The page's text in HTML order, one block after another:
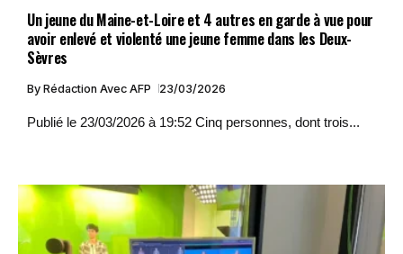
Un jeune du Maine-et-Loire et 4 autres en garde à vue pour
avoir enlevé et violenté une jeune femme dans les Deux-
Sèvres
By Rédaction Avec AFP 23/03/2026
Publié le 23/03/2026 à 19:52 Cinq personnes, dont trois...